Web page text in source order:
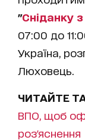
"Сніданку з
07:00 до
Україна,
Люховець.
ЧИТАЙТЕ
ВПО, щоб
роз'яснення